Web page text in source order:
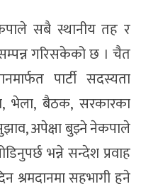
सबै स्थानीय तह र
गरिसकेको छ । चैत
पार्टी सदस्यता
भेला, बैठक, सरकारका
अपेक्षा बुझ्ने नेकपाले
भन्ने सन्देश प्रवाह
श्रमदानमा सहभागी हुने